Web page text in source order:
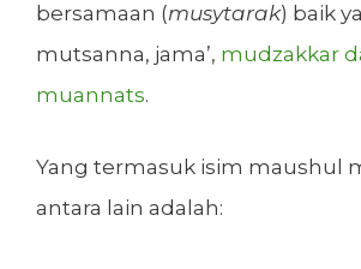
bersamaan (musytarak) baik
mutsanna, jama’, mudzakkar
muannats.
Yang termasuk isim maushul
antara lain adalah: